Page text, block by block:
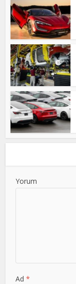
Yorum
Ad*